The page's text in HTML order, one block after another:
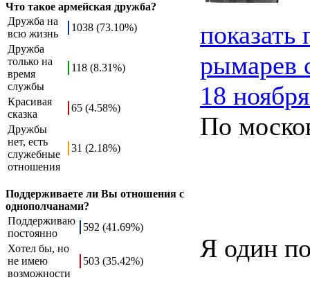
Что такое армейская дружба?
Дружба на
всю жизнь
1038 (73.10%)
Дружба
только на
время
службы
118 (8.31%)
Красивая
сказка
65 (4.58%)
Дружбы
нет, есть
служебные
отношения
31 (2.18%)
Поддерживаете ли Вы отношения с
однополчанами?
Поддерживаю
постоянно
592 (41.69%)
Хотел бы, но
не имею
возможности
503 (35.42%)
рымарев
18
По
Я один